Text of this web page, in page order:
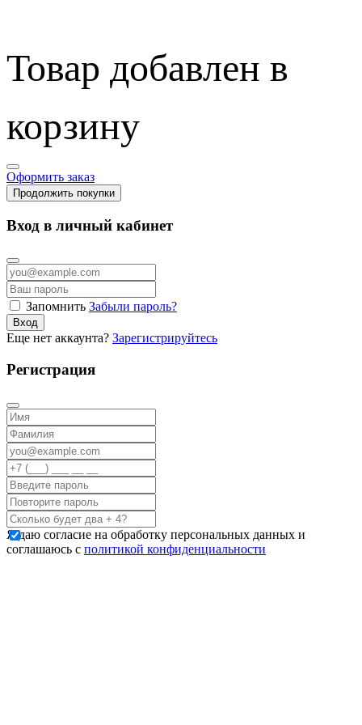
Товар добавлен в
корзину
Оформить заказ
Продолжить покупки
Вход в личный кабинет
Запомнить Забыли пароль?
Вход
Еще нет аккаунта? Зарегистрируйтесь
Регистрация
Я даю согласие на обработку персональных данных и
соглашаюсь с политикой конфиденциальности